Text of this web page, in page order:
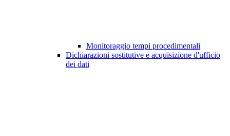
Monitoraggio tempi procedimentali
Dichiarazioni sostitutive e acquisizione d'ufficio
dei dati